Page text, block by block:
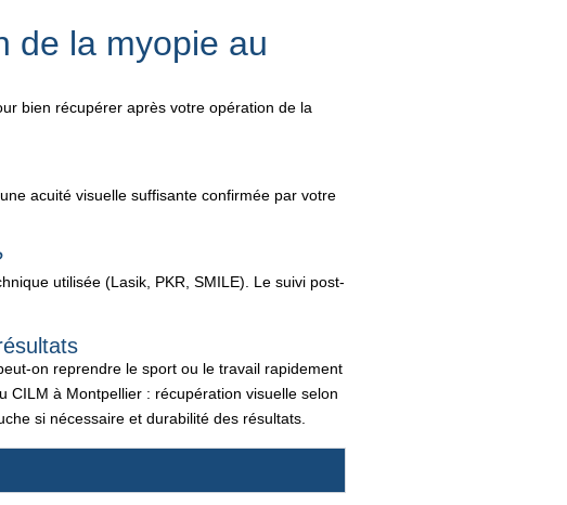
de la myopie au
bien récupérer après votre opération de la
acuité visuelle suffisante confirmée par votre
utilisée (Lasik, PKR, SMILE). Le suivi post-
on reprendre le sport ou le travail rapidement
à Montpellier : récupération visuelle selon
si nécessaire et durabilité des résultats.